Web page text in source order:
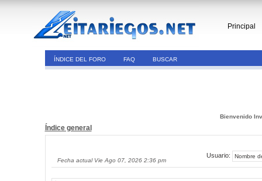
Principal
ÍNDICE DEL FORO FAQ BUSCAR
Bienvenido
Índice general
Fecha actual Vie Ago 07, 2026 2:36 pm
Usuario: